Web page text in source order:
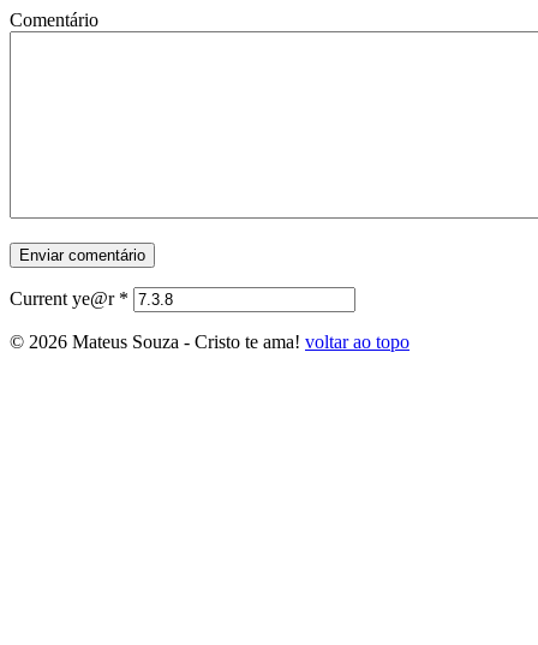
Comentário
Current ye@r *
© 2026 Mateus Souza - Cristo te ama! voltar ao topo